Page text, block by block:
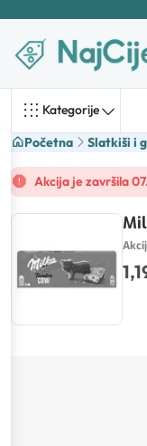
Kategorije
Početna Slatkiši i
Akcija je završila